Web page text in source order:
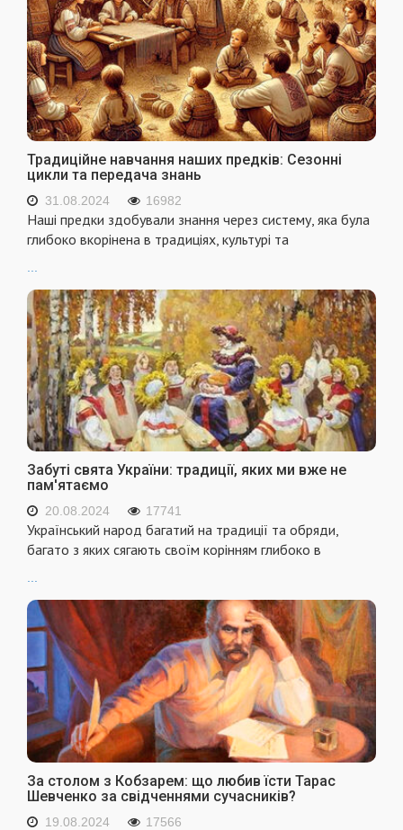
Традиційне навчання наших предків: Сезонні
цикли та передача знань
31.08.2024 16982
Наші предки здобували знання через систему, яка була
глибоко вкорінена в традиціях, культурі та
Забуті свята України: традиції, яких ми вже не
пам'ятаємо
20.08.2024 17741
Український народ багатий на традиції та обряди,
багато з яких сягають своїм корінням глибоко в
...
За столом з Кобзарем: що любив їсти Тарас
Шевченко за свідченнями сучасників?
19.08.2024 17566